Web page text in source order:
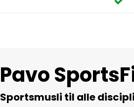
Pavo
Sportsmusli til alle